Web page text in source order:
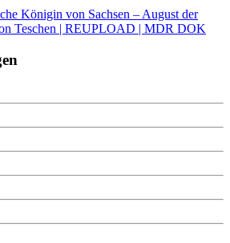
Königin von Sachsen – August der
Teschen | REUPLOAD | MDR DOK